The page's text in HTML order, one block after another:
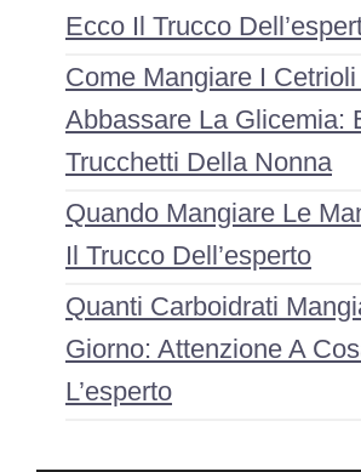
Ecco Il Trucco
Come Mangiare I
Abbassare La Glicemia:
Trucchetti Della Nonna
Quando Mangiare Le
Il Trucco Dell’esperto
Quanti Carboidrati
Giorno: Attenzione A
L’esperto